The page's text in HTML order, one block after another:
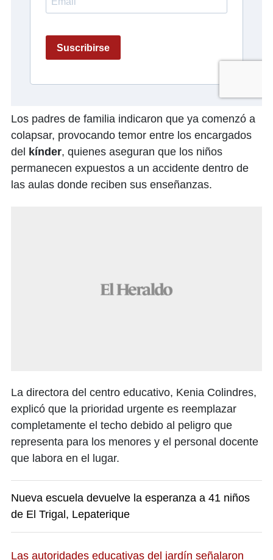
Los padres de familia indicaron que ya comenzó a
colapsar, provocando temor entre los encargados
del kínder, quienes aseguran que los niños
permanecen expuestos a un accidente dentro de
las aulas donde reciben sus enseñanzas.
La directora del centro educativo, Kenia Colindres,
explicó que la prioridad urgente es reemplazar
completamente el techo debido al peligro que
representa para los menores y el personal docente
que labora en el lugar.
Nueva escuela devuelve la esperanza a 41 niños
de El Trigal, Lepaterique
Las autoridades educativas del jardín señalaron